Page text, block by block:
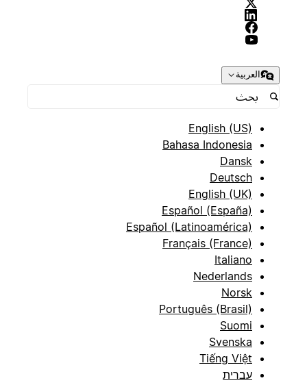
العربية
English (US)
Bahasa Indonesia
Dansk
Deutsch
English (UK)
Español (España)
Español (Latinoamérica)
Français (France)
Italiano
Nederlands
Norsk
Português (Brasil)
Suomi
Svenska
Tiếng Việt
עברית